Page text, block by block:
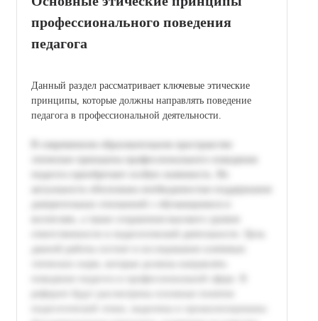
профессионального поведения
педагога
Данный раздел рассматривает ключевые этические
принципы, которые должны направлять поведение
педагога в профессиональной деятельности.